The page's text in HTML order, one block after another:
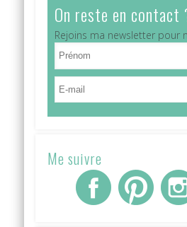
On reste en contact
Rejoins ma newsletter pour
Me suivre